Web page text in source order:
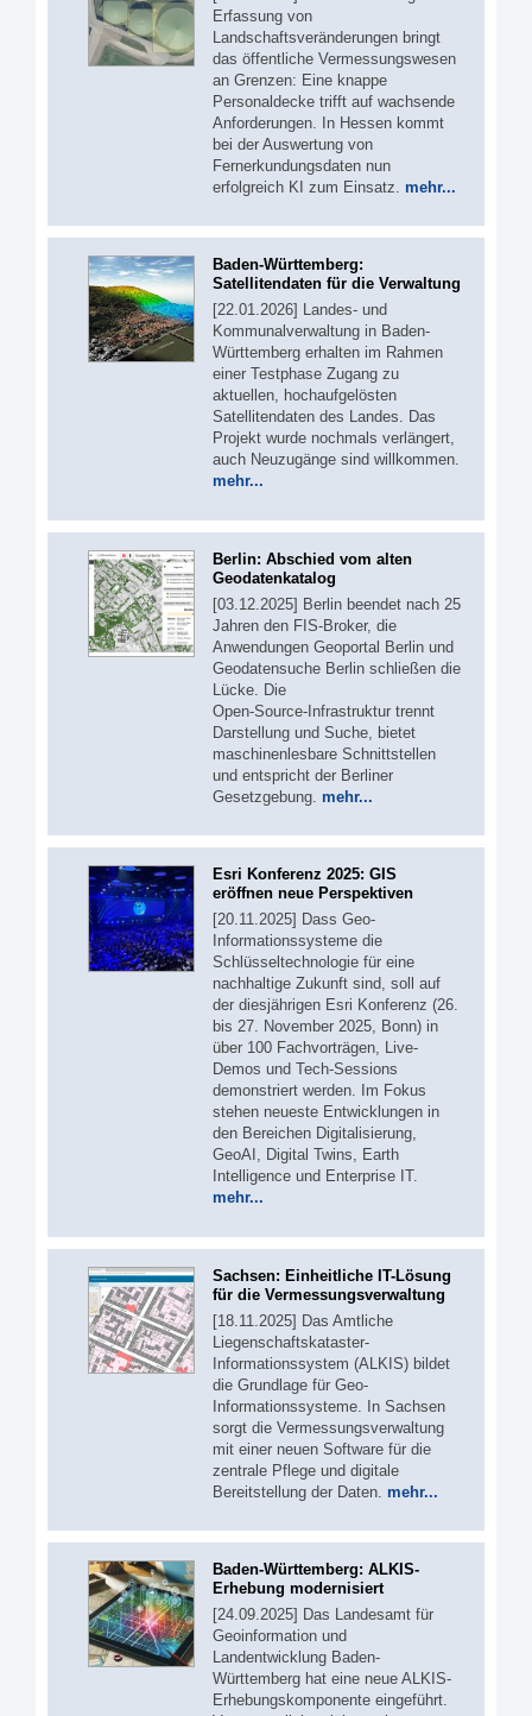
Erfassung von
Landschaftsveränderungen bringt
das öffentliche Vermessungswesen
an Grenzen: Eine knappe
Personaldecke trifft auf wachsende
Anforderungen. In Hessen kommt
bei der Auswertung von
Fernerkundungsdaten nun
erfolgreich KI zum Einsatz. mehr...
Baden-Württemberg:
Satellitendaten für die Verwaltung
[22.01.2026] Landes- und
Kommunalverwaltung in Baden-
Württemberg erhalten im Rahmen
einer Testphase Zugang zu
aktuellen, hochaufgelösten
Satellitendaten des Landes. Das
Projekt wurde nochmals verlängert,
auch Neuzugänge sind willkommen.
mehr...
Berlin: Abschied vom alten
Geodatenkatalog
[03.12.2025] Berlin beendet nach 25
Jahren den FIS‑Broker, die
Anwendungen Geoportal Berlin und
Geodatensuche Berlin schließen die
Lücke. Die
Open‑Source‑Infrastruktur trennt
Darstellung und Suche, bietet
maschinenlesbare Schnittstellen
und entspricht der Berliner
Gesetzgebung. mehr...
Esri Konferenz 2025: GIS
eröffnen neue Perspektiven
[20.11.2025] Dass Geo-
Informationssysteme die
Schlüsseltechnologie für eine
nachhaltige Zukunft sind, soll auf
der diesjährigen Esri Konferenz (26.
bis 27. November 2025, Bonn) in
über 100 Fachvorträgen, Live-
Demos und Tech-Sessions
demonstriert werden. Im Fokus
stehen neueste Entwicklungen in
den Bereichen Digitalisierung,
GeoAI, Digital Twins, Earth
Intelligence und Enterprise IT.
mehr...
Sachsen: Einheitliche IT-Lösung
für die Vermessungsverwaltung
[18.11.2025] Das Amtliche
Liegenschaftskataster-
Informationssystem (ALKIS) bildet
die Grundlage für Geo-
Informationssysteme. In Sachsen
sorgt die Vermessungsverwaltung
mit einer neuen Software für die
zentrale Pflege und digitale
Bereitstellung der Daten. mehr...
Baden-Württemberg: ALKIS-
Erhebung modernisiert
[24.09.2025] Das Landesamt für
Geoinformation und
Landentwicklung Baden-
Württemberg hat eine neue ALKIS-
Erhebungskomponente eingeführt.